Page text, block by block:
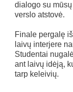
dialogo su
verslo atstovė.
Finale pergalę
laivų interjere
Studentai
ant laivų idėją,
tarp keleivių.